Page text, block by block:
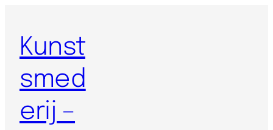
Kunst
smed
erij –